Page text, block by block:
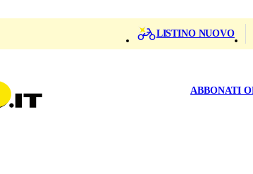
LISTINO NUOVO
ABBONATI